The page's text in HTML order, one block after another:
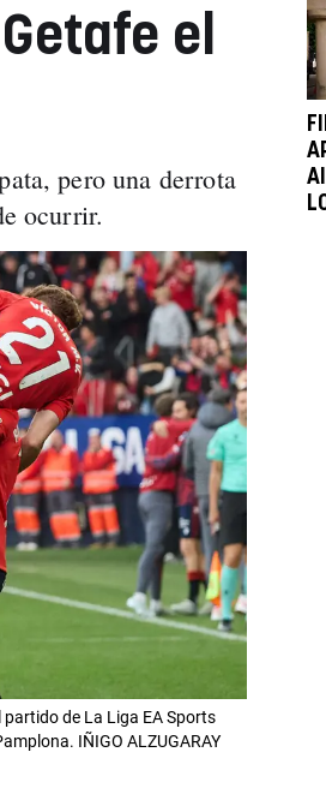
el
pero una derrota
ocurrir.
de La Liga EA Sports
IÑIGO ALZUGARAY